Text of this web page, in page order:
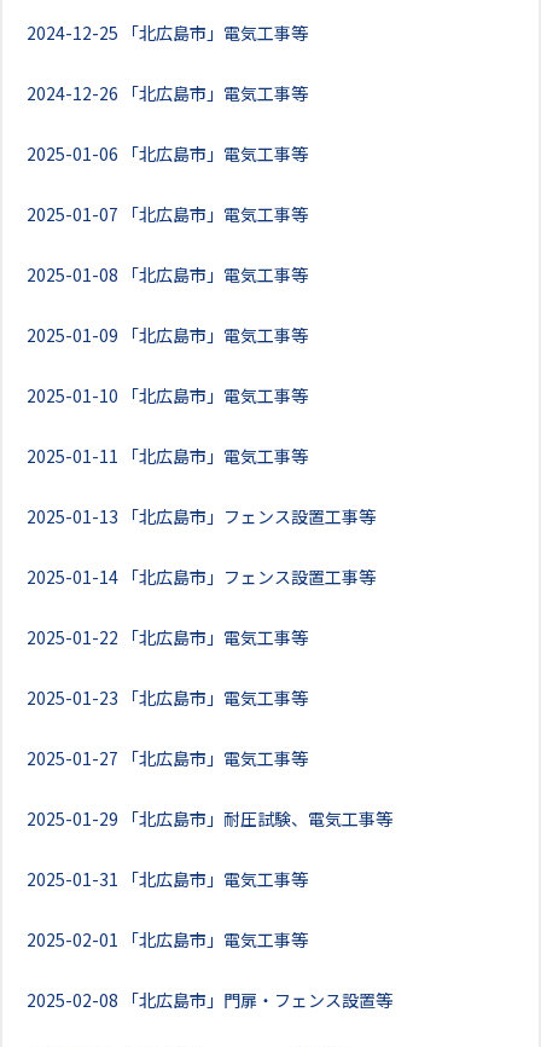
2024-12-25 「北広島市」電気工事等
2024-12-26 「北広島市」電気工事等
2025-01-06 「北広島市」電気工事等
2025-01-07 「北広島市」電気工事等
2025-01-08 「北広島市」電気工事等
2025-01-09 「北広島市」電気工事等
2025-01-10 「北広島市」電気工事等
2025-01-11 「北広島市」電気工事等
2025-01-13 「北広島市」フェンス設置工事等
2025-01-14 「北広島市」フェンス設置工事等
2025-01-22 「北広島市」電気工事等
2025-01-23 「北広島市」電気工事等
2025-01-27 「北広島市」電気工事等
2025-01-29 「北広島市」耐圧試験、電気工事等
2025-01-31 「北広島市」電気工事等
2025-02-01 「北広島市」電気工事等
2025-02-08 「北広島市」門扉・フェンス設置等